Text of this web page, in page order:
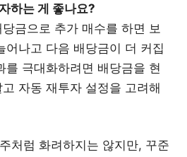
하는 게 좋나요?
금으로 추가 매수를 하면 보
어나고 다음 배당금이 더 커집
를 극대화하려면 배당금을 현
자동 재투자 설정을 고려해
처럼 화려하지는 않지만, 꾸준